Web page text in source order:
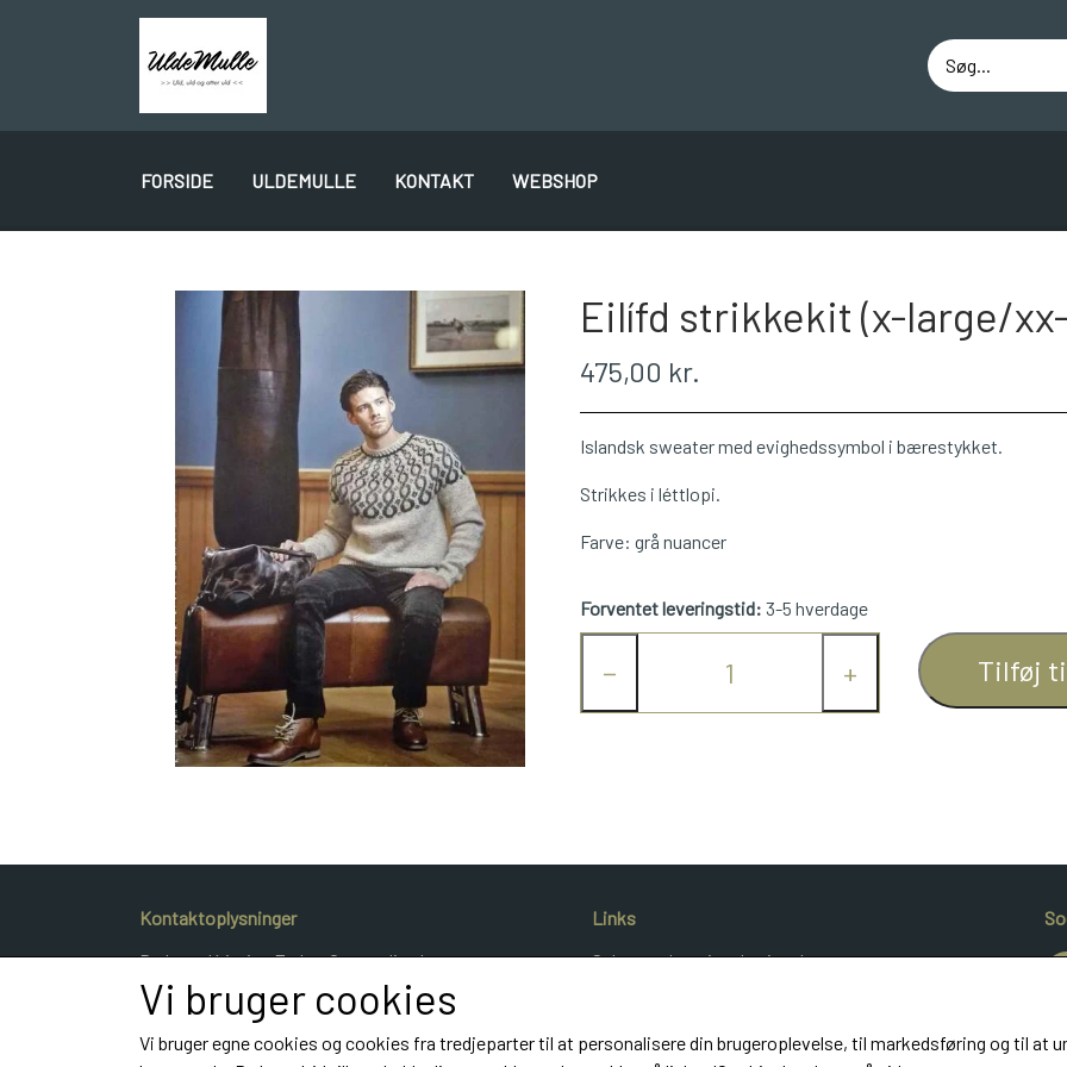
FORSIDE ULDEMULLE KONTAKT WEBSHOP
PLÖTULOPI LÉTTLOPI 1 CLASS ÁLAFOSS LOPI EINBAND BOMULD 8/4
GAVEKORT
Eilífd strikkekit (x-large/
475,00 kr.
Islandsk sweater med evighedssymbol i bærestykket.
Strikkes i léttlopi.
Farve: grå nuancer
Forventet leveringstid: 3-5 hverdage
− + Tilføj
Kontaktoplysninger
Dyrlæge Kristina Frahm Gammeljord
Hestvangvej 40
9900 Frederikshavn
Telefon: e-mail:
Links
Salgs- og leveringsbetingelser
UldeMulle
Vi bruger cookies
Vi bruger egne cookies og cookies fra tredjeparter til at personalisere din brugeroplevelse, til markedsføring og til at